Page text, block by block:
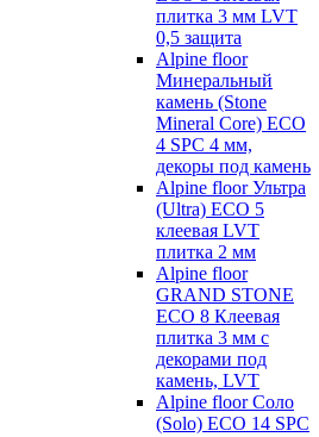
плитка 3 мм LVT
0,5 защита
Alpine floor
Минеральный
камень (Stone
Mineral Core) ECO
4 SPC 4 мм,
декоры под камень
Alpine floor Ультра
(Ultra) ECO 5
клеевая LVT
плитка 2 мм
Alpine floor
GRAND STONE
ECO 8 Клеевая
плитка 3 мм с
декорами под
камень, LVT
Alpine floor Соло
(Solo) ECO 14 SPC